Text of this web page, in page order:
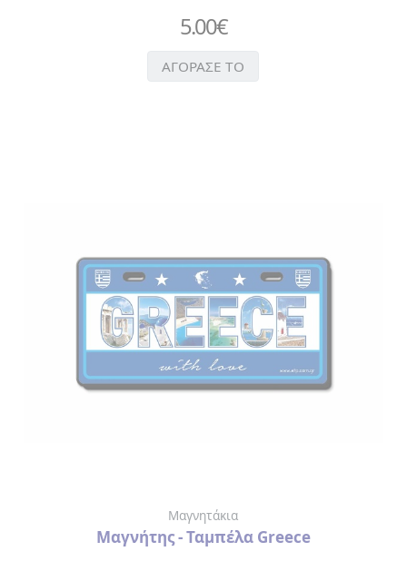
5.00€
ΑΓΟΡΑΣΕ ΤΟ
Μαγνητάκια
Μαγνήτης - Ταμπέλα Greece